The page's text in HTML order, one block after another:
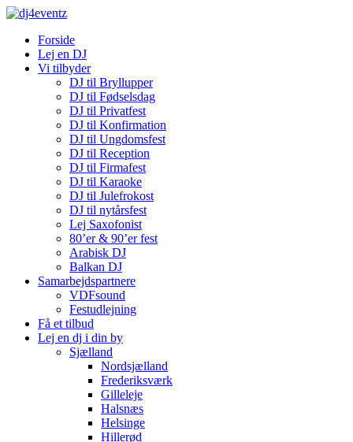
Forside
Lej en DJ
Vi tilbyder
DJ til Bryllupper
DJ til Fødselsdag
DJ til Privatfest
DJ til Konfirmation
DJ til Ungdomsfest
DJ til Reception
DJ til Firmafest
DJ til Karaoke
DJ til Julefrokost
DJ til nytårsfest
Lej Saxofonist
80’er & 90’er fest
Arabisk DJ
Balkan DJ
Samarbejdspartnere
VDFsound
Festudlejning
Få et tilbud
Lej en dj i din by
Sjælland
Nordsjælland
Frederiksværk
Gilleleje
Halsnæs
Helsinge
Hillerød